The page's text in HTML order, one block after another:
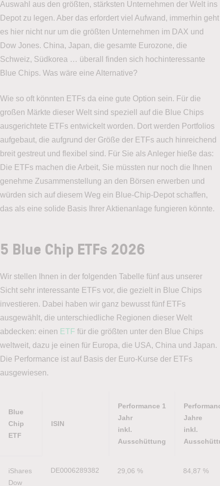
Auswahl aus den größten, stärksten Unternehmen der Welt ins
Depot zu legen. Aber das erfordert viel Aufwand, immerhin geht
es hier nicht nur um die größten Unternehmen im DAX und
Dow Jones. China, Japan, die gesamte Eurozone, die
Schweiz, Südkorea … überall finden sich hochinteressante
Blue Chips. Was wäre eine Alternative?
Wie so oft könnten ETFs da eine gute Option sein. Für die
großen Märkte dieser Welt sind speziell auf die Blue Chips
ausgerichtete ETFs entwickelt worden. Dort werden Portfolios
aufgebaut, die aufgrund der Größe der ETFs auch hinreichend
breit gestreut und flexibel sind. Für Sie als Anleger hieße das:
Die ETFs machen die Arbeit, Sie müssten nur noch die Ihnen
genehme Zusammenstellung an den Börsen erwerben und
würden sich auf diesem Weg ein Blue-Chip-Depot schaffen,
das als eine solide Basis Ihrer Aktienanlage fungieren könnte.
5 Blue Chip ETFs 2026
Wir stellen Ihnen in der folgenden Tabelle fünf aus unserer
Sicht sehr interessante ETFs vor, die gezielt in Blue Chips
investieren. Dabei haben wir ganz bewusst fünf ETFs
ausgewählt, die unterschiedliche Regionen dieser Welt
abdecken: einen ETF für die größten unter den Blue Chips
weltweit, dazu je einen für Europa, die USA, China und Japan.
Die Performance ist auf Basis der Euro-Kurse der ETFs
ausgewiesen.
Blue
Chip
ETF
ISIN
Performance 1
Jahr
inkl.
Ausschüttung
Jahre
inkl.
Chip
Jahr
Jahre
iShares
Dow
DE0006289382 29,06 % 84,87 %